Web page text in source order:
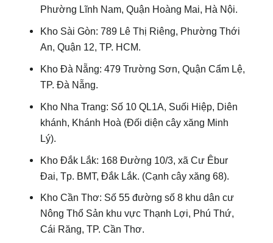
Phường Lĩnh Nam, Quận Hoàng Mai, Hà Nội.
Kho Sài Gòn: 789 Lê Thị Riêng, Phường Thới
An, Quận 12, TP. HCM.
Kho Đà Nẵng: 479 Trường Sơn, Quận Cẩm Lệ,
TP. Đà Nẵng.
Kho Nha Trang: Số 10 QL1A, Suối Hiệp, Diên
khánh, Khánh Hoà (Đối diện cây xăng Minh
Lý).
Kho Đắk Lắk: 168 Đường 10/3, xã Cư Êbur
Đai, Tp. BMT, Đắk Lắk. (Cạnh cây xăng 68).
Kho Cần Thơ: Số 55 đường số 8 khu dân cư
Nông Thổ Sản khu vực Thạnh Lợi, Phú Thứ,
Cái Răng, TP. Cần Thơ.